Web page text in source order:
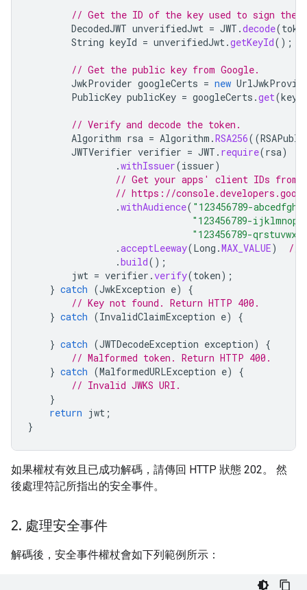
// Get the ID of the key used to sign the
DecodedJWT unverifiedJwt = JWT .decode(
String keyId = unverifiedJwt.getKeyId();
// Get the public key from Google.
JwkProvider googleCerts = new
PublicKey publicKey = googleCerts .get(
// Verify and decode the token.
Algorithm rsa = Algorithm .RSA256((
JWTVerifier verifier = JWT . require(rsa)
.withIssuer(issuer)
// Get your apps' client IDs from
// https://
.withAudience( "123456789-
"123456789-
"123456789-
.acceptLeeway(Long .MAX_VALUE)
//
.build();
jwt = verifier .verify(token);
} catch (JwkException e)
{
// Key not found. Return HTTP 400.
} catch (InvalidClaimException e) {
} catch (JWTDecodeException exception)
{
// Malformed token. Return HTTP 400.
} catch (MalformedURLException e)
{
// Invalid JWKS URI.
}
return jwt ;
}
如果權杖有效且已成功解碼，請傳回 HTTP 狀態 202。 然
後處理符記所指出的安全事件。
2. 處理安全事件
解碼後，安全事件權杖會如下列範例所示：